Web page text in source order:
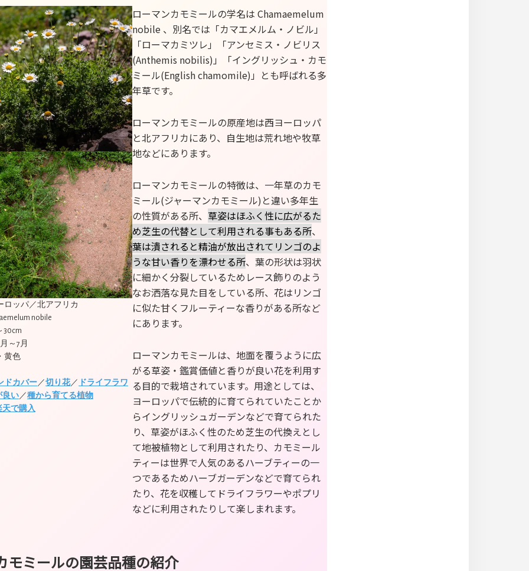
ロッパ／北アフリカ
nobile
30cm
～7月
黄色
ドカバー ／切り花／ ドライフラワ
良い ／種から育てる植物
天で購入
ローマンカモミールの学名は Chamaemelum
nobile 、別名では「カマエメルム・ノビル」
「ローマカミツレ」「アンセミス・ノビリス
(Anthemis nobilis)」「イングリッシュ・カモ
ミール(English chamomile)」とも呼ばれる多
年草です。
ローマンカモミールの原産地は西ヨーロッパ
と北アフリカにあり、自生地は荒れ地や牧草
地などにあります。
ローマンカモミールの特徴は、一年草のカモ
ミール(ジャーマンカモミール)と違い多年生
の性質がある所、 草姿はほふく性に広がるた
め芝生の代替として利用される事もある所、
葉は潰されると精油が放出されてリンゴのよ
うな甘い香りを漂わせる所、葉の形状は羽状
に細かく分裂しているためレース飾りのよう
なお洒落な見た目をしている所、花はリンゴ
に似た甘くフルーティーな香りがある所など
にあります。
ローマンカモミールは、地面を覆うように広
がる草姿・鑑賞価値と香りが良い花を利用す
る目的で栽培されています。用途としては、
ヨーロッパで伝統的に育てられていたことか
らイングリッシュガーデンなどで育てられた
り、草姿がほふく性のため芝生の代換えとし
て地被植物として利用されたり、カモミール
ティーは世界で人気のあるハーブティーの一
つであるためハーブガーデンなどで育てられ
たり、花を収穫してドライフラワーやポプリ
などに利用されたりして楽しまれます。
モミールの園芸品種の紹介